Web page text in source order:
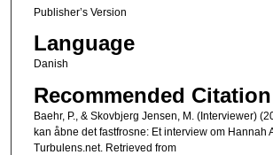
Publisher’s Version
Language
Danish
Recommended Citation
Baehr, P., & Skovbjerg Jensen, M. (Interviewer)
kan åbne det fastfrosne: Et interview om Hannah
Turbulens.net. Retrieved from